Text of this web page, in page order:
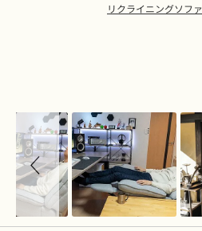
リクライニングソファ